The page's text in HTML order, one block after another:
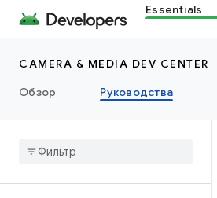
Essentials
CAMERA & MEDIA DEV CENTER
Обзор
Руководства